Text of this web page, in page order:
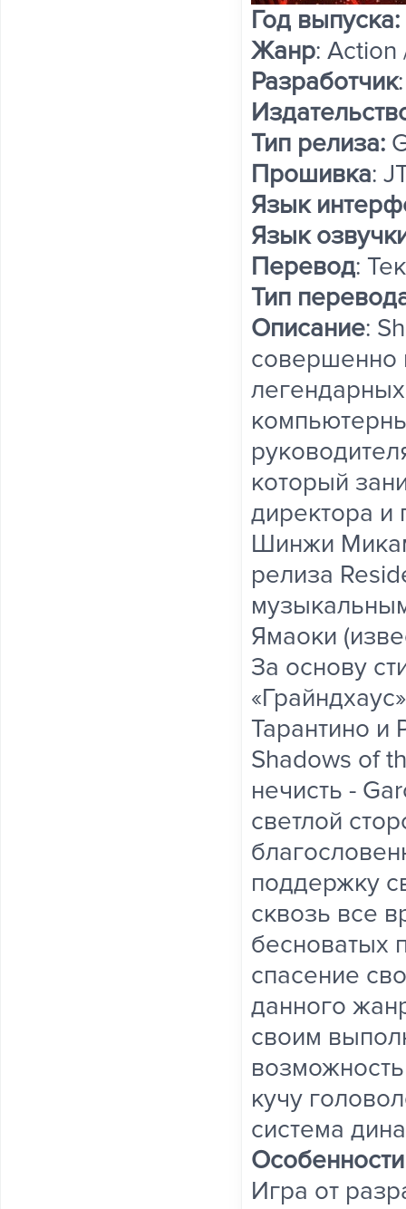
Год выпуска:
Жанр: Action
Разработчик
Тип релиза:
Прошивка:
Язык
Язык
Перевод:
Тип
Описание:
совершенно
который
директора и
Шинжи
релиза
Ямаоки
За основу
Тарантино и
Shadows of
нечисть -
светлой
поддержку
сквозь все
бесноватых
спасение
данного
своим
кучу
система
Игра от